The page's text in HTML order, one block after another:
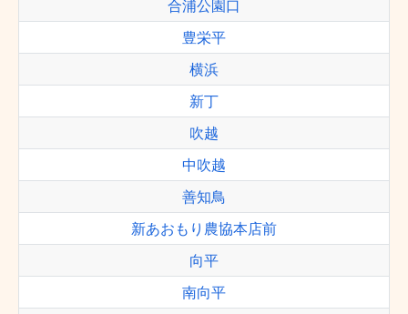
合浦公園口
豊栄平
横浜
新丁
吹越
中吹越
善知鳥
新あおもり農協本店前
向平
南向平